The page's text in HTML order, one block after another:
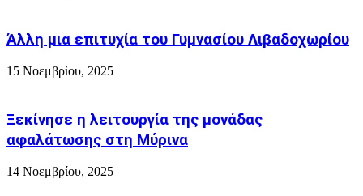
Άλλη μια επιτυχία του Γυμνασίου Λιβαδοχωρίου
15 Νοεμβρίου, 2025
Ξεκίνησε η λειτουργία της μονάδας
αφαλάτωσης στη Μύρινα
14 Νοεμβρίου, 2025